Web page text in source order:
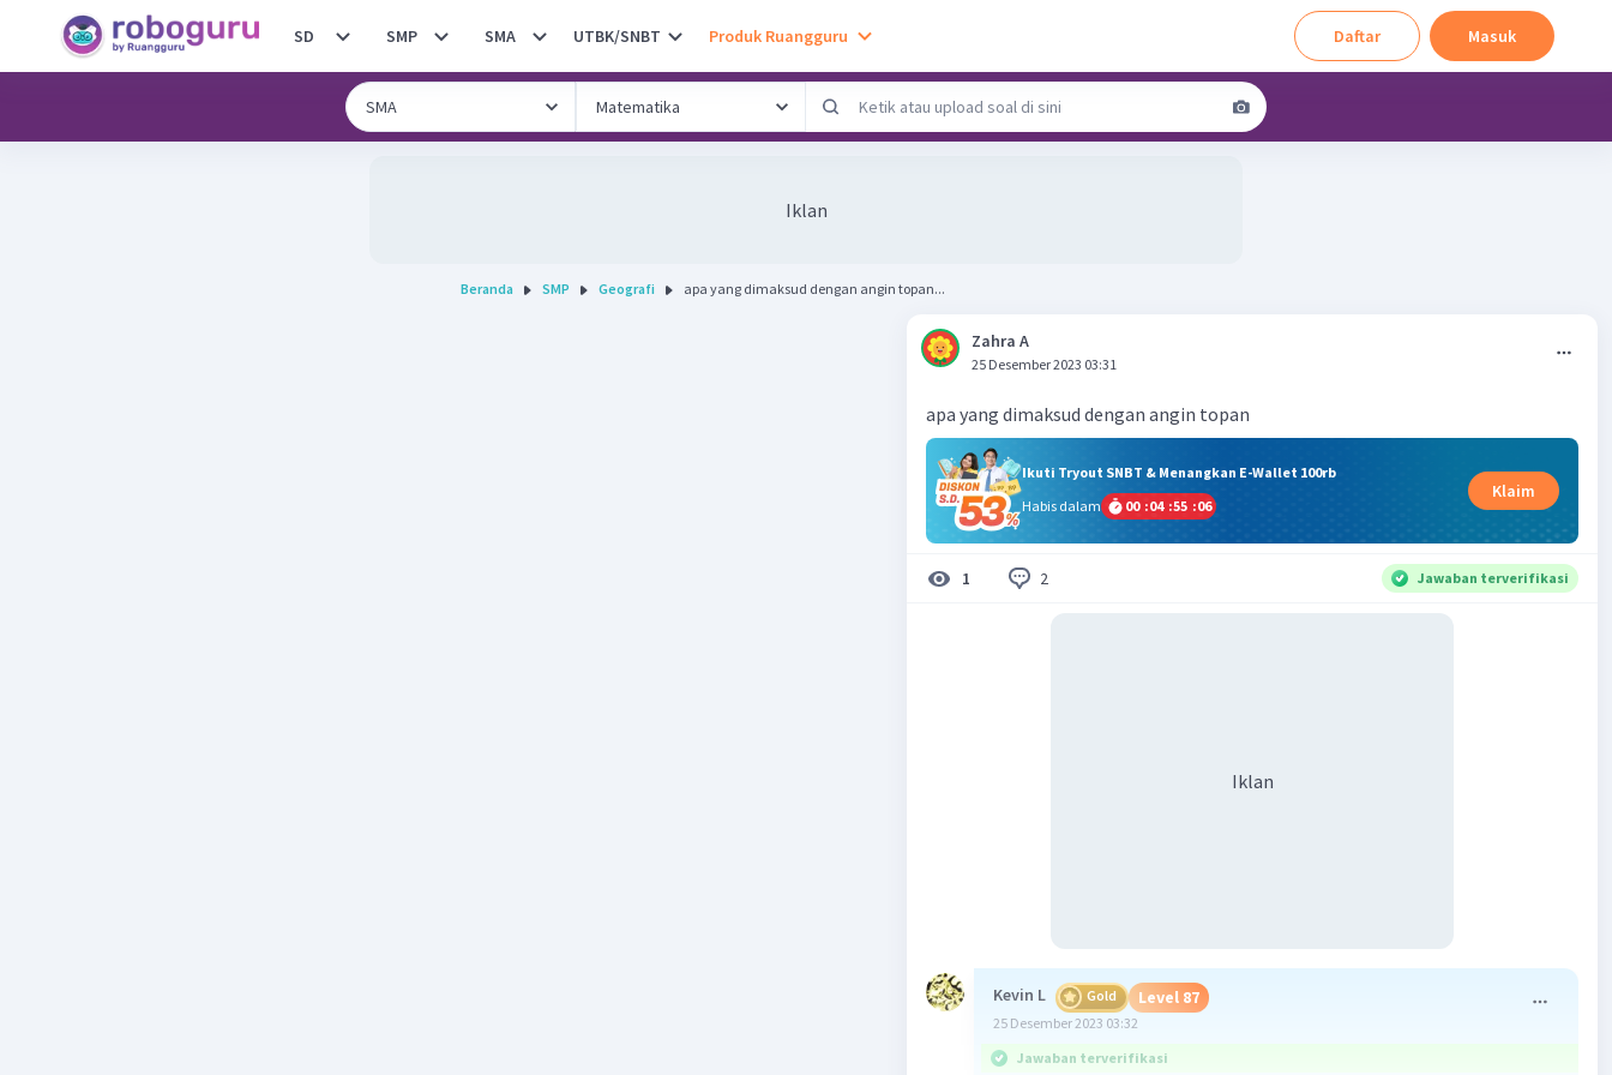
SD SMP SMA UTBK/SNBT Produk Ruangguru Daftar Masuk
Iklan
Beranda SMP Geografi apa yang dimaksud dengan angin topan...
Zahra A
25 Desember 2023 03:31
apa yang dimaksud dengan angin topan
Ikuti Tryout SNBT & Menangkan E-Wallet 100rb
Habis dalam
00 :04 :55 :05
Klaim
1 2 Jawaban terverifikasi
Iklan
Kevin L Gold Level 87
25 Desember 2023 03:32
Jawaban terverifikasi